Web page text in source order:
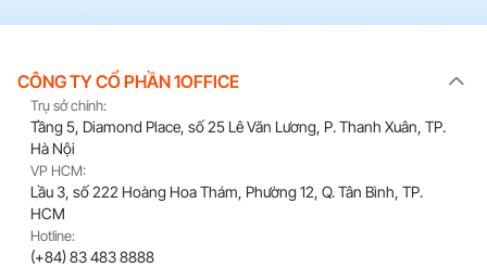
CÔNG TY CỔ PHẦN 1OFFICE
Trụ sở chính:
Tầng 5, Diamond Place, số 25 Lê Văn Lương, P. Thanh Xuân, TP.
Hà Nội
VP HCM:
Lầu 3, số 222 Hoàng Hoa Thám, Phường 12, Q. Tân Bình, TP.
HCM
Hotline:
(+84) 83 483 8888